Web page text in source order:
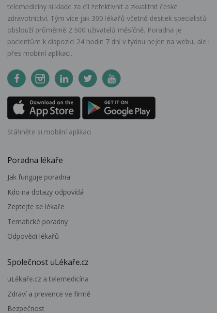
telemedicíny si klade za cíl zefektivnit a zkvalitnit české
zdravotnictví. Tým více jak 300 lékařů včetně desítek specialistů
obslouží průměrně 2 500 uživatelů měsíčně. Poradna je
pacientům k dispozici 24 hodin 7 dní v týdnu nejen na webu, ale i
přes mobilní aplikaci.
Stáhněte si mobilní aplikaci
Poradna lékaře
Jak funguje poradna
Kdo na dotazy odpovídá
Zeptejte se lékaře
Tematické poradny
Odpovědi lékařů
Společnost uLékaře.cz
uLékaře.cz a telemedicína
Zdraví a prevence ve firmě
Bezpečnost